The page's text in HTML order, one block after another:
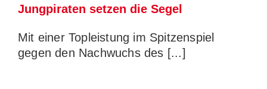
Jungpiraten setzen die Segel
Mit einer Topleistung im Spitzenspiel
gegen den Nachwuchs des [...]